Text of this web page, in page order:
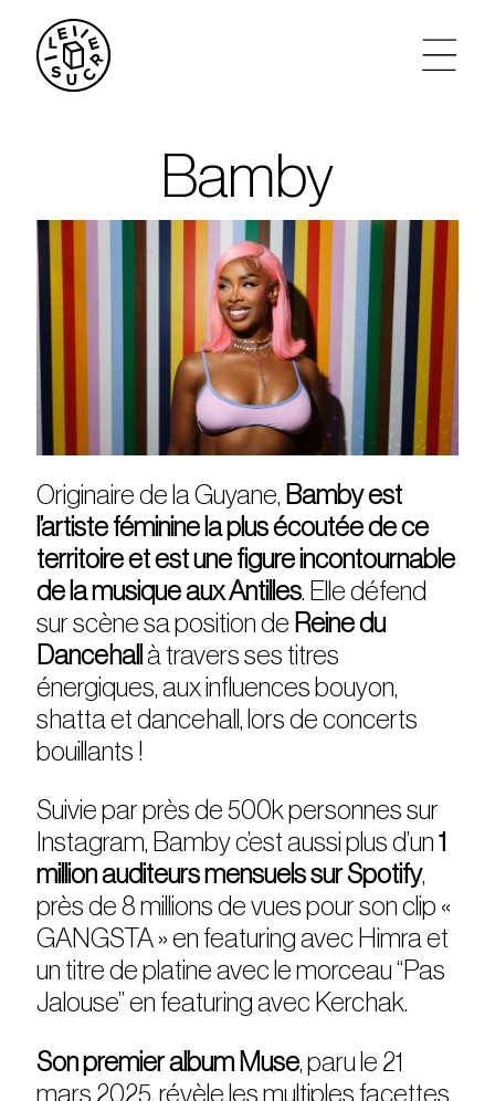
agenda
tickets
le sucre max
partenariats
privatisations
Bamby
Originaire de la Guyane, Bamby est
l’artiste féminine la plus écoutée de ce
territoire et est une figure incontournable
de la musique aux Antilles. Elle défend
sur scène sa position de Reine du
Dancehallà travers ses titres
énergiques, aux influences bouyon,
shatta et dancehall, lors de concerts
bouillants !
Suivie par près de 500k personnes sur
Instagram, Bamby c’est aussi plus d’un1
million auditeurs mensuels sur Spotify,
près de 8 millions de vues pour son clip «
GANGSTA » en featuring avec Himra et
un titre de platine avec le morceau “Pas
Jalouse” en featuring avec Kerchak.
Son premier album Muse , paru le 21
mars 2025, révèle les multiples facettes